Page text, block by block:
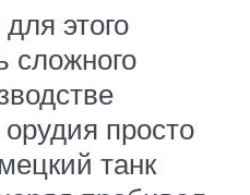
этого
сложного
орудия просто
танк